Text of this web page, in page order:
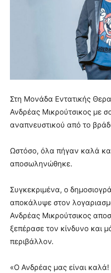
Στη Μονάδα Εντατικής
Ανδρέας Μικρούτσικος με
αναπνευστικού από το
Ωστόσο, όλα πήγαν καλά
αποσωληνώθηκε.
Συγκεκριμένα, ο
αποκάλυψε στον
Ανδρέας Μικρούτσικος
ξεπέρασε τον κίνδυνο και
περιβάλλον.
«Ο Ανδρέας μας είναι καλά!